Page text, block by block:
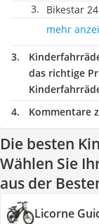
Bikestar
mehr
das richtige
Kommentare
Die besten
Wählen Sie
aus der
Licorne